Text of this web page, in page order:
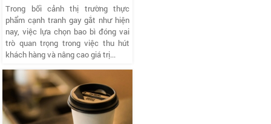
Trong bối cảnh thị trường thực
phẩm cạnh tranh gay gắt như hiện
nay, việc lựa chọn bao bì đóng vai
trò quan trọng trong việc thu hút
khách hàng và nâng cao giá trị...